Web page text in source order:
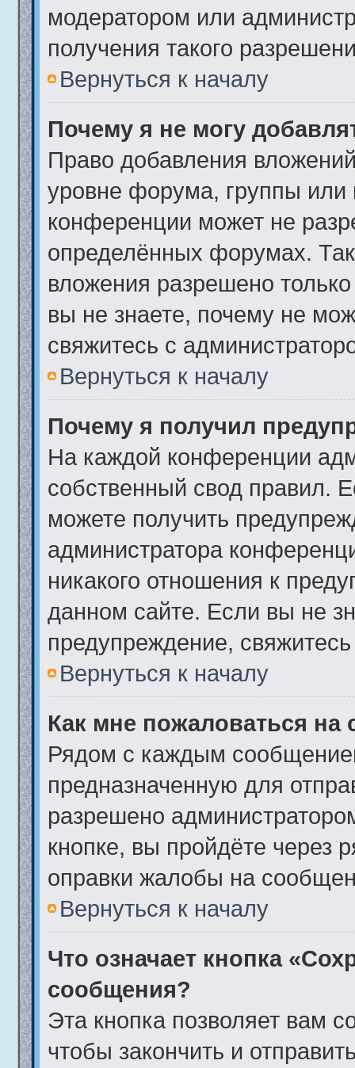
модератором или
получения такого
Вернуться к началу
Почему я не могу
Право добавления
уровне форума, группы или
конференции может не
определённых форумах.
вложения разрешено
вы не знаете, почему не
свяжитесь с
Вернуться к началу
Почему я получил
На каждой конференции
собственный свод правил.
можете получить
администратора
никакого отношения к
данном сайте. Если вы не
предупреждение,
Вернуться к началу
Как мне пожаловаться
Рядом с каждым
предназначенную для
разрешено
кнопке, вы пройдёте через
оправки жалобы на
Вернуться к началу
Что означает кнопка
сообщения?
Эта кнопка позволяет вам
чтобы закончить и